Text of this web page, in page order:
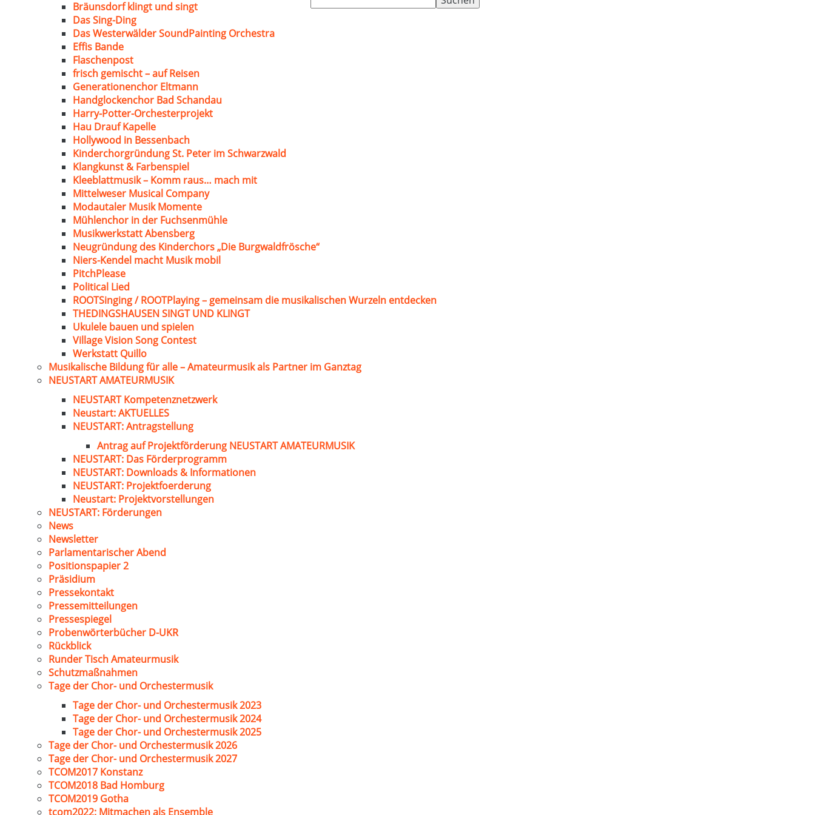
nach:
Bräunsdorf klingt und singt
Das Sing-Ding
Das Westerwälder SoundPainting Orchestra
Effis Bande
Flaschenpost
frisch gemischt – auf Reisen
Generationenchor Eltmann
Handglockenchor Bad Schandau
Harry-Potter-Orchesterprojekt
Hau Drauf Kapelle
Hollywood in Bessenbach
Kinderchorgründung St. Peter im Schwarzwald
Klangkunst & Farbenspiel
Kleeblattmusik – Komm raus… mach mit
Mittelweser Musical Company
Modautaler Musik Momente
Mühlenchor in der Fuchsenmühle
Musikwerkstatt Abensberg
Neugründung des Kinderchors „Die Burgwaldfrösche“
Niers-Kendel macht Musik mobil
PitchPlease
Political Lied
ROOTSinging / ROOTPlaying – gemeinsam die musikalischen Wurzeln entdecken
THEDINGSHAUSEN SINGT UND KLINGT
Ukulele bauen und spielen
Village Vision Song Contest
Werkstatt Quillo
Musikalische Bildung für alle – Amateurmusik als Partner im Ganztag
NEUSTART AMATEURMUSIK
NEUSTART Kompetenznetzwerk
Neustart: AKTUELLES
NEUSTART: Antragstellung
Antrag auf Projektförderung NEUSTART AMATEURMUSIK
NEUSTART: Das Förderprogramm
NEUSTART: Downloads & Informationen
NEUSTART: Projektfoerderung
Neustart: Projektvorstellungen
NEUSTART: Förderungen
News
Newsletter
Parlamentarischer Abend
Positionspapier 2
Präsidium
Pressekontakt
Pressemitteilungen
Pressespiegel
Probenwörterbücher D-UKR
Rückblick
Runder Tisch Amateurmusik
Schutzmaßnahmen
Tage der Chor- und Orchestermusik
Tage der Chor- und Orchestermusik 2023
Tage der Chor- und Orchestermusik 2024
Tage der Chor- und Orchestermusik 2025
Tage der Chor- und Orchestermusik 2026
Tage der Chor- und Orchestermusik 2027
TCOM2017 Konstanz
TCOM2018 Bad Homburg
TCOM2019 Gotha
tcom2022: Mitmachen als Ensemble